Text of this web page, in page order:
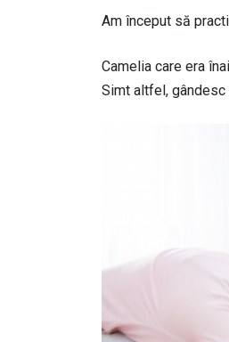
Am început să
Camelia care era
Simt altfel,